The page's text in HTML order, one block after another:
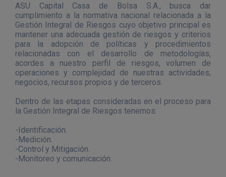
ASU Capital Casa de Bolsa S.A., busca dar
cumplimiento a la normativa nacional relacionada a la
Gestión Integral de Riesgos cuyo objetivo principal es
mantener una adecuada gestión de riesgos y criterios
para la adopción de políticas y procedimientos
relacionadas con el desarrollo de metodologías,
acordes a nuestro perfil de riesgos, volumen de
operaciones y complejidad de nuestras actividades,
negocios, recursos propios y de terceros.
Dentro de las etapas consideradas en el proceso para
la Gestión Integral de Riesgos tenemos:
-Identificación.
-Medición.
-Control y Mitigación.
-Monitoreo y comunicación.